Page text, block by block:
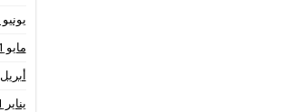
يونيو 2021
مايو 2021
أبريل 2021
يناير 2021